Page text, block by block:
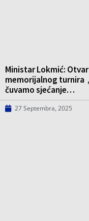
Ministar Lokmić:
memorijalnog turnira
čuvamo sjećanje…
27 Septembra, 2025